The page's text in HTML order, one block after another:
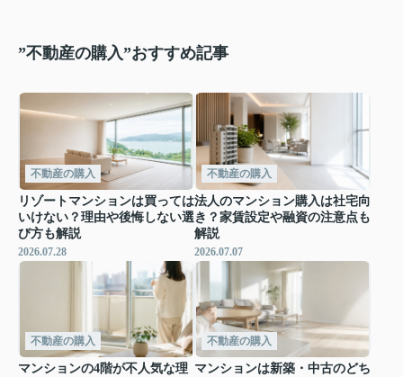
”不動産の購入”おすすめ記事
不動産の購入
リゾートマンションは買っては
いけない？理由や後悔しない選
び方も解説
2026.07.28
不動産の購入
法人のマンション購入は社宅向
き？家賃設定や融資の注意点も
解説
2026.07.07
不動産の購入
マンションの4階が不人気な理
不動産の購入
マンションは新築・中古のどち